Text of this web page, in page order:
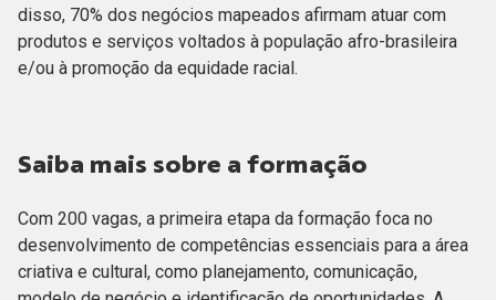
disso, 70% dos negócios mapeados afirmam atuar com
produtos e serviços voltados à população afro-brasileira
e/ou à promoção da equidade racial.
Saiba mais sobre a formação
Com 200 vagas, a primeira etapa da formação foca no
desenvolvimento de competências essenciais para a área
criativa e cultural, como planejamento, comunicação,